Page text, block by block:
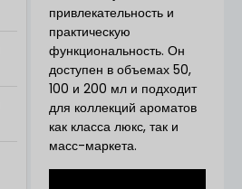
привлекательность и
практическую
функциональность. Он
доступен в объемах 50,
100 и 200 мл и подходит
для коллекций ароматов
как класса люкс, так и
масс-маркета.